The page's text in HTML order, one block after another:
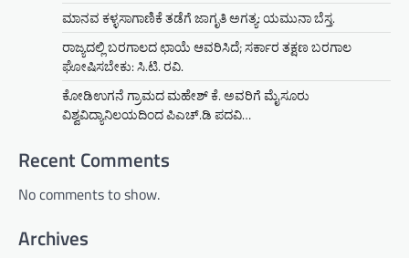
ಮಾನವ ಕಳ್ಳಸಾಗಾಣಿಕೆ ತಡೆಗೆ ಜಾಗೃತಿ ಅಗತ್ಯ: ಯಮುನಾ ಬೆಸ್ತ.
ರಾಜ್ಯದಲ್ಲಿ ಬರಗಾಲದ ಛಾಯೆ ಆವರಿಸಿದೆ; ಸರ್ಕಾರ ತಕ್ಷಣ ಬರಗಾಲ
ಘೋಷಿಸಬೇಕು: ಸಿ.ಟಿ. ರವಿ.
ಕೋಡಿಉಗನೆ ಗ್ರಾಮದ ಮಹೇಶ್ ಕೆ. ಅವರಿಗೆ ಮೈಸೂರು
ವಿಶ್ವವಿದ್ಯಾನಿಲಯದಿಂದ ಪಿಎಚ್.ಡಿ ಪದವಿ…
Recent Comments
No comments to show.
Archives